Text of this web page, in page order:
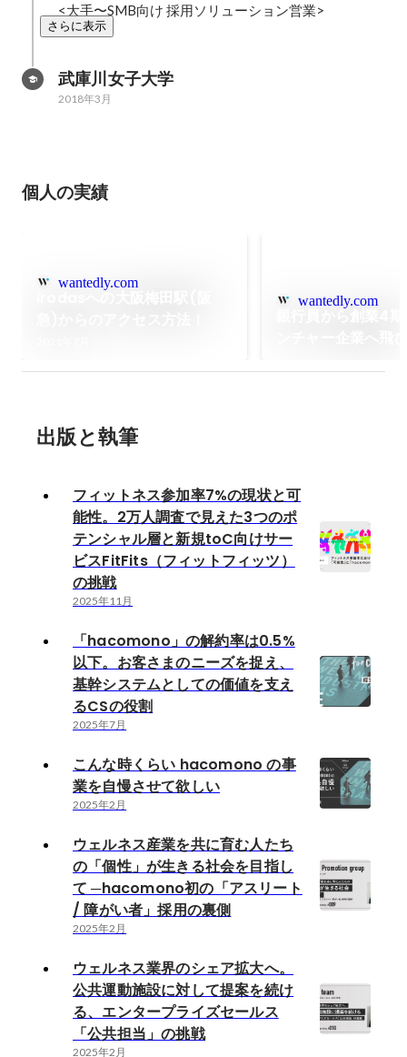
<大手〜SMB向け 採用ソリューション営業>
さらに表示
武庫川女子大学
2018年3月
個人の実績
wantedly.com
wantedly.com
出版と執筆
フィットネス参加率7%の現状と可
能性。2万人調査で見えた3つのポ
テンシャル層と新規toC向けサー
ビスFitFits（フィットフィッツ）
の挑戦
2025年11月
「hacomono」の解約率は0.5%
以下。お客さまのニーズを捉え、
基幹システムとしての価値を支え
るCSの役割
2025年7月
こんな時くらい hacomono の事
業を自慢させて欲しい
2025年2月
ウェルネス産業を共に育む人たち
の「個性」が生きる社会を目指し
て ─hacomono初の「アスリート
/ 障がい者」採用の裏側
2025年2月
ウェルネス業界のシェア拡大へ。
公共運動施設に対して提案を続け
る、エンタープライズセールス
「公共担当」の挑戦
2025年2月